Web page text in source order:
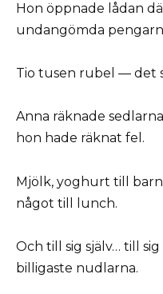
Hon öppnade lådan
undangömda
Tio tusen rubel — det
Anna räknade
hon hade räknat fel.
Mjölk, yoghurt till
något till lunch.
Och till sig själv… till
billigaste nudlarna.